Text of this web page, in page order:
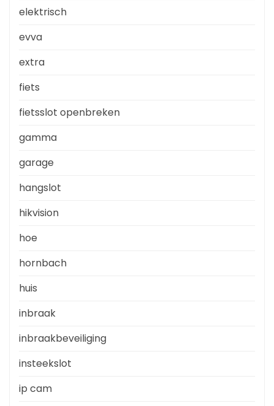
elektrisch
evva
extra
fiets
fietsslot openbreken
gamma
garage
hangslot
hikvision
hoe
hornbach
huis
inbraak
inbraakbeveiliging
insteekslot
ip cam